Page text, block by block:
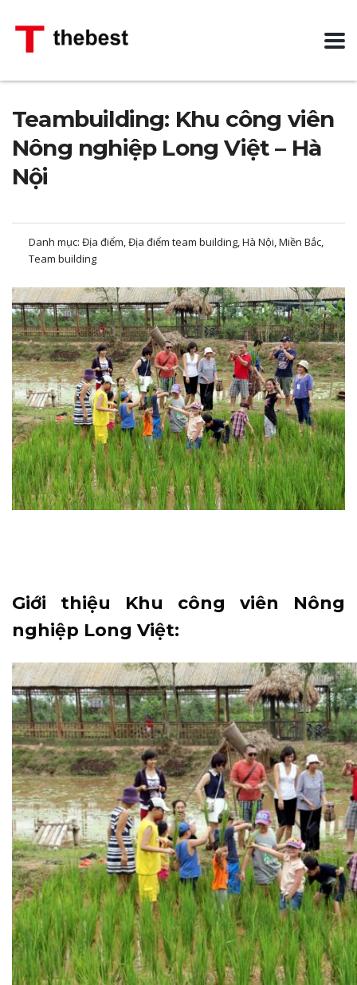
Teambuilding: Khu công viên
Nông nghiệp Long Việt – Hà
Nội
Danh mục: Địa điểm, Địa điểm team building, Hà Nội, Miền Bắc,
Team building
Giới thiệu Khu công viên Nông
nghiệp Long Việt: